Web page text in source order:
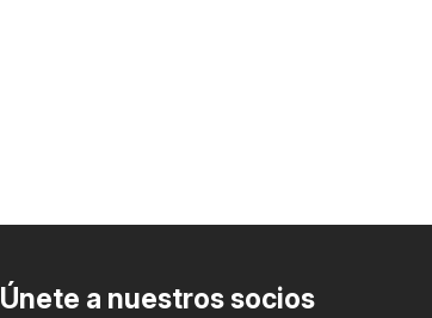
Únete a nuestros socios